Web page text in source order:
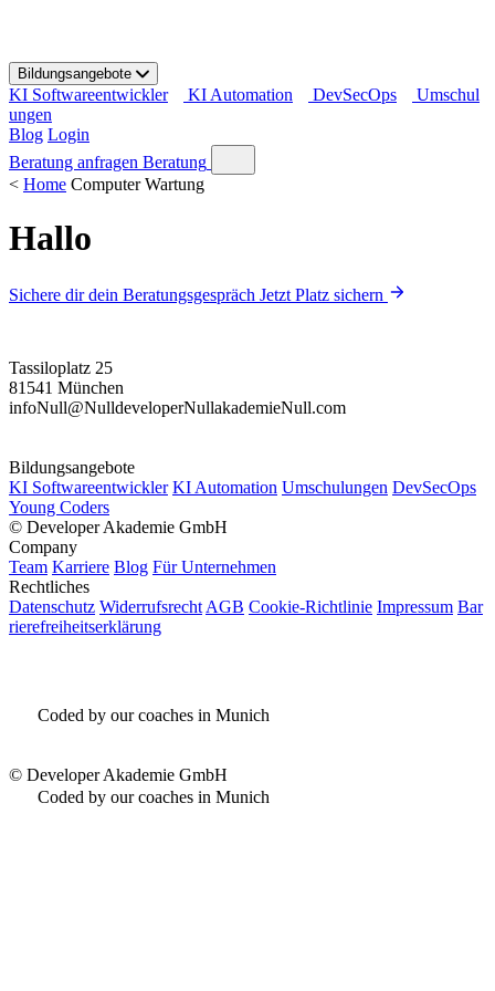
t
o
c
o
n
t
Bildungsangebote
KI Softwareentwickler KI Automation DevSecOps
Umschul
ungen
Blog Login
Beratung anfragen Beratung
< Home Computer Wartung
Hallo
Sichere dir dein Beratungsgespräch Jetzt Platz sichern
Tassiloplatz 25
81541 München
infoNull@NulldeveloperNullakademieNull.com
Bildungsangebote
KI Softwareentwickler KI Automation Umschulungen DevSecOps
Young Coders
© Developer Akademie GmbH
Company
Team Karriere Blog Für Unternehmen
Rechtliches
Datenschutz Widerrufsrecht AGB Cookie-Richtlinie Impressum Bar
rierefreiheitserklärung
Coded by our coaches in Munich
© Developer Akademie GmbH
Coded by our coaches in Munich